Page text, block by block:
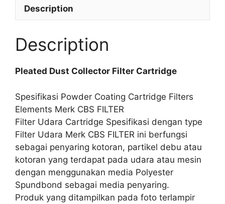
Description
Description
Pleated Dust Collector Filter Cartridge
Spesifikasi Powder Coating Cartridge Filters
Elements Merk CBS FILTER
Filter Udara Cartridge Spesifikasi dengan type
Filter Udara Merk CBS FILTER ini berfungsi
sebagai penyaring kotoran, partikel debu atau
kotoran yang terdapat pada udara atau mesin
dengan menggunakan media Polyester
Spundbond sebagai media penyaring.
Produk yang ditampilkan pada foto terlampir